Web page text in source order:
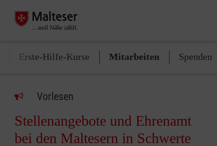
Erste-Hilfe-Kurse Mitarbeiten Spenden
Vorlesen
Stellenangebote und Ehrenamt
bei den Maltesern in Schwerte